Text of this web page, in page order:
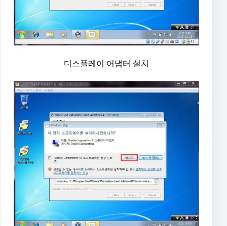
디스플레이 어댑터 설치